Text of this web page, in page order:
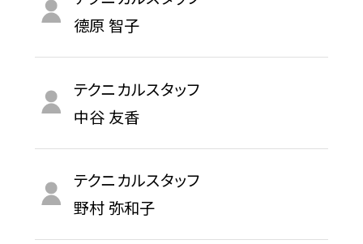
德原 智子
中谷 友香
テクニカルスタッフ
野村 弥和子
テクニカルスタッフ